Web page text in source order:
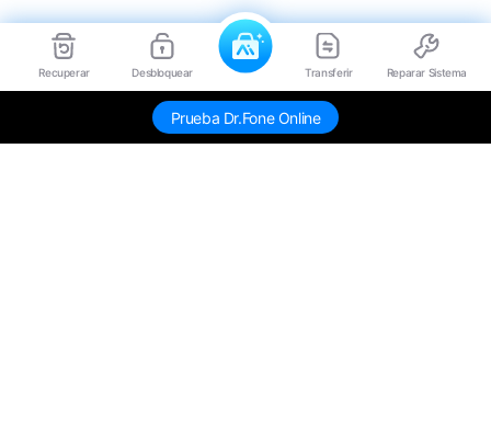
Recuperar Desbloquear Transferir Reparar Sistema
Prueba Dr.Fone Online